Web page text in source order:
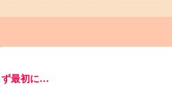
ず最初に…